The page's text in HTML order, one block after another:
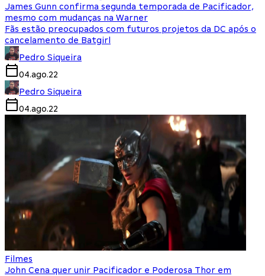
James Gunn confirma segunda temporada de Pacificador,
mesmo com mudanças na Warner
Fãs estão preocupados com futuros projetos da DC após o
cancelamento de Batgirl
Pedro Siqueira
04.ago.22
Pedro Siqueira
04.ago.22
Filmes
John Cena quer unir Pacificador e Poderosa Thor em